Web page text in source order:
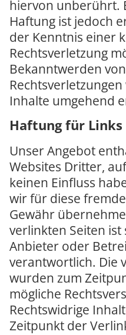
hiervon unberührt.
Haftung ist jedoch
der Kenntnis einer
Rechtsverletzung
Bekanntwerden
Inhalte umgehend
Haftung für Links
Unser Angebot
Websites Dritter,
keinen Einfluss
wir für diese
Gewähr
verlinkten Seiten ist
Anbieter oder
verantwortlich. Die
wurden zum
mögliche
Rechtswidrige
Zeitpunkt der